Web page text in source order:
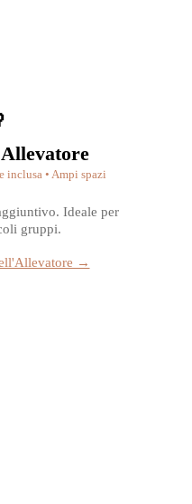
inclusa • Ampi spazi
Ideale per
gruppi.
→